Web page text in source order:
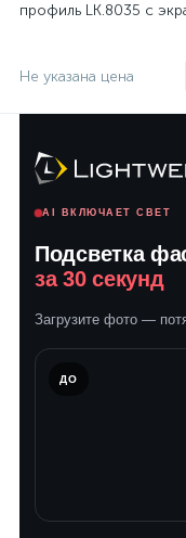
профиль LK.8035 с
Не указана цена
AI ВКЛЮЧАЕТ СВЕТ
Подсветка
за 30 секунд
Загрузите фото —
ДО